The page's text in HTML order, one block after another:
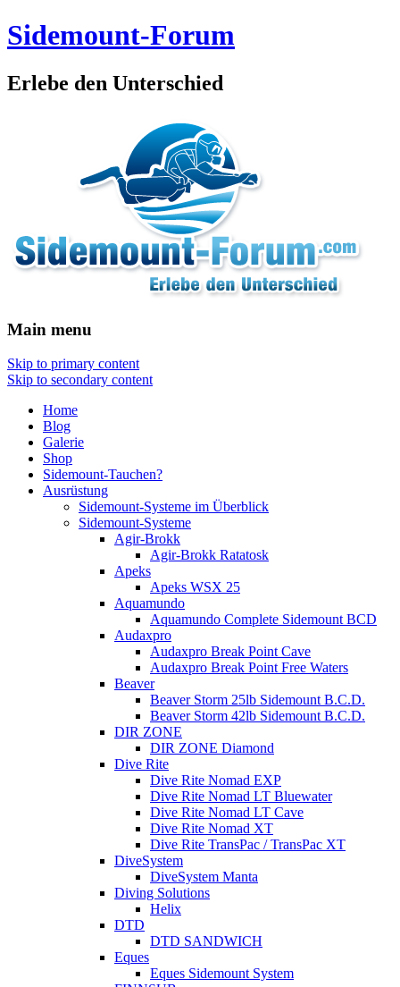
Sidemount-Forum
Erlebe den Unterschied
Main menu
Skip to primary content
Skip to secondary content
Home
Blog
Galerie
Shop
Sidemount-Tauchen?
Ausrüstung
Sidemount-Systeme im Überblick
Sidemount-Systeme
Agir-Brokk
Agir-Brokk Ratatosk
Apeks
Apeks WSX 25
Aquamundo
Aquamundo Complete Sidemount BCD
Audaxpro
Audaxpro Break Point Cave
Audaxpro Break Point Free Waters
Beaver
Beaver Storm 25lb Sidemount B.C.D.
Beaver Storm 42lb Sidemount B.C.D.
DIR ZONE
DIR ZONE Diamond
Dive Rite
Dive Rite Nomad EXP
Dive Rite Nomad LT Bluewater
Dive Rite Nomad LT Cave
Dive Rite Nomad XT
Dive Rite TransPac / TransPac XT
DiveSystem
DiveSystem Manta
Diving Solutions
Helix
DTD
DTD SANDWICH
Eques
Eques Sidemount System